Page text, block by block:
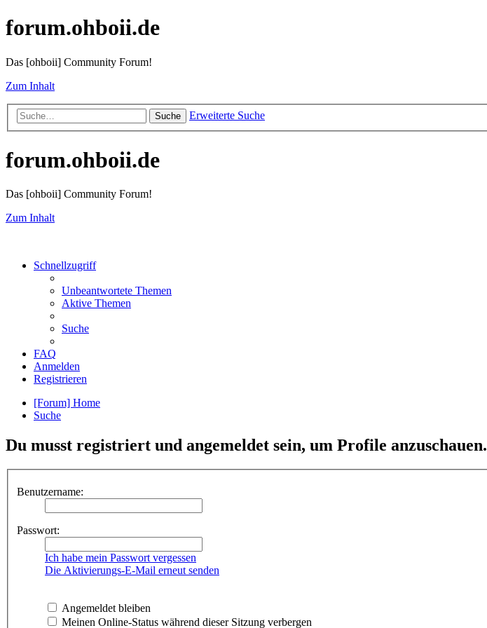
forum.ohboii.de
Das [ohboii] Community Forum!
Zum Inhalt
Suche Erweiterte Suche
forum.ohboii.de
Das [ohboii] Community Forum!
Zum Inhalt
Schnellzugriff
Unbeantwortete Themen
Aktive Themen
Suche
FAQ
Anmelden
Registrieren
[Forum] Home
Suche
Du musst registriert und angemeldet sein, um Profile anzuschauen.
Benutzername:
Passwort:
Ich habe mein Passwort vergessen
Die Aktivierungs-E-Mail erneut senden
Angemeldet bleiben
Meinen Online-Status während dieser Sitzung verbergen